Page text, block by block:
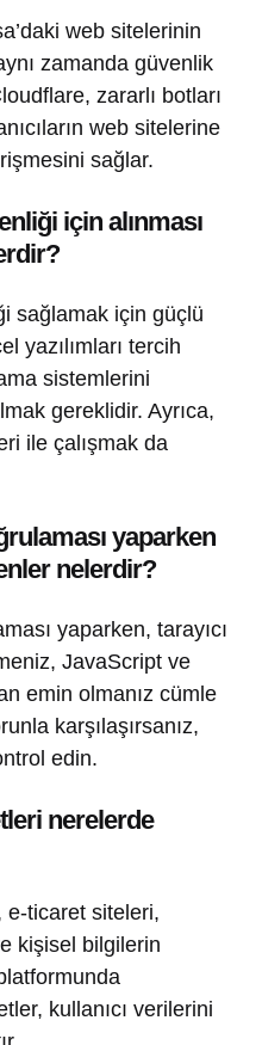
web sitelerinin
zamanda güvenlik
zararlı botları
web sitelerine
sağlar.
için alınması
sağlamak için güçlü
yazılımları tercih
sistemlerini
gereklidir. Ayrıca,
ile çalışmak da
yaparken
nelerdir?
yaparken, tarayıcı
JavaScript ve
emin olmanız cümle
karşılaşırsanız,
edin.
nerelerde
e-ticaret siteleri,
kişisel bilgilerin
kullanıcı verilerini